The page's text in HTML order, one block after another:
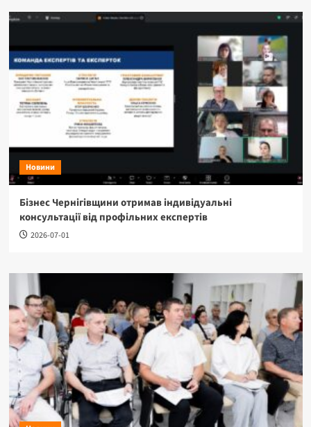
Новини
Бізнес Чернігівщини отримав індивідуальні
консультації від профільних експертів
2026-07-01